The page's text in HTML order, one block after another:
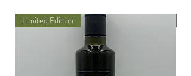
Limited Edition